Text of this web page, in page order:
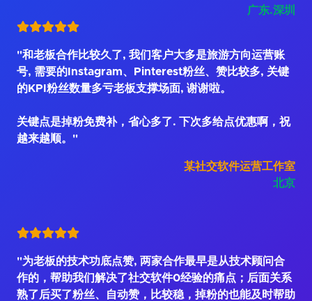
广东.深圳
"和老板合作比较久了, 我们客户大多是旅游方向运营账
号, 需要的Instagram、Pinterest粉丝、赞比较多, 关键
的KPI粉丝数量多亏老板支撑场面, 谢谢啦。
关键点是掉粉免费补，省心多了. 下次多给点优惠啊，祝
越来越顺。"
某社交软件运营工作室
北京
"为老板的技术功底点赞, 两家合作最早是从技术顾问合
作的，帮助我们解决了社交软件0经验的痛点；后面关系
熟了后买了粉丝、自动赞，比较稳，掉粉的也能及时帮助